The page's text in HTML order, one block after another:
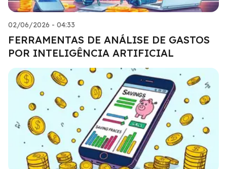
02/06/2026 - 04:33
FERRAMENTAS DE ANÁLISE DE GASTOS
POR INTELIGÊNCIA ARTIFICIAL